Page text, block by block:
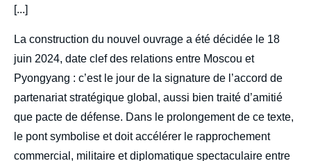
[...]
La construction du nouvel ouvrage a été décidée le 18
juin 2024, date clef des relations entre Moscou et
Pyongyang : c’est le jour de la signature de l’accord de
partenariat stratégique global, aussi bien traité d’amitié
que pacte de défense. Dans le prolongement de ce texte,
le pont symbolise et doit accélérer le rapprochement
commercial, militaire et diplomatique spectaculaire entre